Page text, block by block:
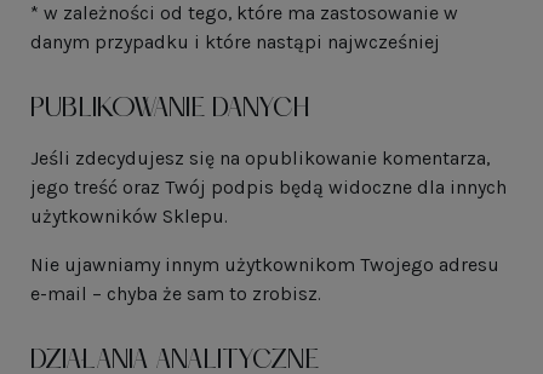
* w zależności od tego, które ma zastosowanie w
danym przypadku i które nastąpi najwcześniej
PUBLIKOWANIE DANYCH
Jeśli zdecydujesz się na opublikowanie komentarza,
jego treść oraz Twój podpis będą widoczne dla innych
użytkowników Sklepu.
Nie ujawniamy innym użytkownikom Twojego adresu
e-mail – chyba że sam to zrobisz.
DZIAŁANIA ANALITYCZNE